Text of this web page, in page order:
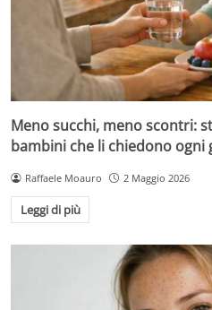
Meno succhi, meno scontri:
bambini che li chiedono ogni
Raffaele Moauro 2 Maggio 2026
Leggi di più